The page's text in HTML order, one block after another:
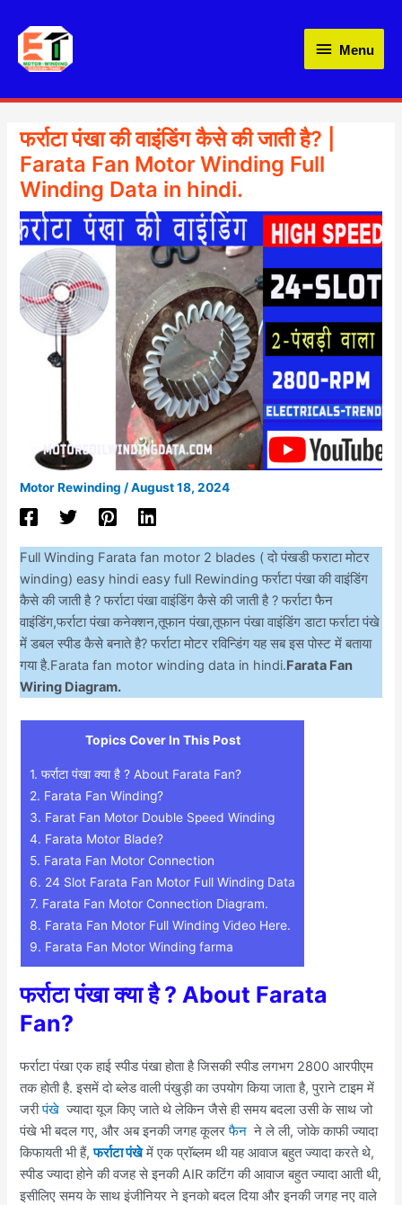
content
Menu
Menu
फर्राटा पंखा की वाइंडिंग कैसे की जाती है? |
Farata Fan Motor Winding Full
Winding Data in hindi.
Motor Rewinding /August 18, 2024
Full Winding Farata fan motor 2 blades ( दो पंखडी फराटा मोटर
winding) easy hindi easy full Rewinding फर्राटा पंखा की वाइंडिंग
कैसे की जाती है ? फर्राटा पंखा वाइंडिंग कैसे की जाती है ? फर्राटा फैन
वाइंडिंग,फर्राटा पंखा कनेक्शन,तूफान पंखा,तूफान पंखा वाइंडिंग डाटा फर्राटा पंखे
में डबल स्पीड कैसे बनाते है? फर्राटा मोटर रविन्डिंग यह सब इस पोस्ट में बताया
गया है.Farata fan motor winding data in hindi.Farata Fan
Wiring Diagram.
Topics Cover In This Post
1. फर्राटा पंखा क्या है ? About Farata Fan?
2. Farata Fan Winding?
3. Farat Fan Motor Double Speed Winding
4. Farata Motor Blade?
5. Farata Fan Motor Connection
6. 24 Slot Farata Fan Motor Full Winding Data
7. Farata Fan Motor Connection Diagram.
8. Farata Fan Motor Full Winding Video Here.
9. Farata Fan Motor Winding farma
फर्राटा पंखा क्या है ? About Farata
Fan?
फर्राटा पंखा एक हाई स्पीड पंखा होता है जिसकी स्पीड लगभग 2800 आरपीएम
तक होती है. इसमें दो ब्लेड वाली पंखुड़ी का उपयोग किया जाता है, पुराने टाइम में
जरीपंखे ज्यादा यूज किए जाते थे लेकिन जैसे ही समय बदला उसी के साथ जो
पंखे भी बदल गए, और अब इनकी जगह कूलरफैन ने ले ली, जोके काफी ज्यादा
किफायती भी हैं,फर्राटा पंखेमें एक प्रॉब्लम थी यह आवाज बहुत ज्यादा करते थे,
स्पीड ज्यादा होने की वजह से इनकी AIR कटिंग की आवाज बहुत ज्यादा आती थी,
इसीलिए समय के साथ इंजीनियर ने इनको बदल दिया और इनकी जगह नए वाले